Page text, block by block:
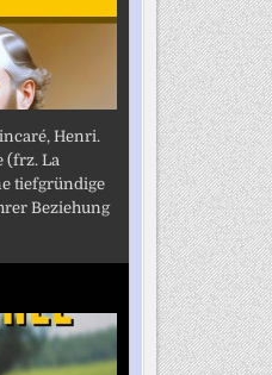
Henri.
(frz. La
tiefgründige
Beziehung